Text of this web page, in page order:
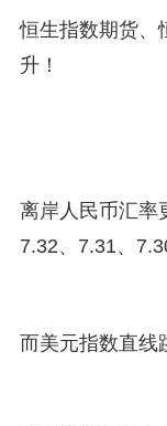
恒生指数期货、
升！
离岸人民币汇率
7.32、7.31、
而美元指数直线